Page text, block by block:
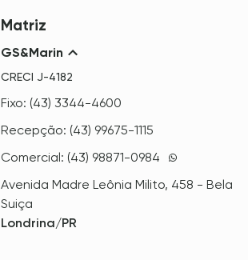
Matriz
GS&Marin
CRECI J-4182
Fixo: (43) 3344-4600
Recepção: (43) 99675-1115
Comercial: (43) 98871-0984
Avenida Madre Leônia Milito, 458 - Bela
Suiça
Londrina/PR